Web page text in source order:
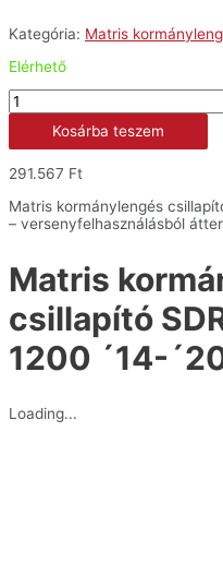
Kategória: Matris
Elérhető
Matris
kormánylengés
csillapító
SDR
-
Monster
1200
´14-
Kosárba teszem
291.567 Ft
Matris kormánylengés
– versenyfelhasználásból
Matris
csillapító
1200 ´14-
Loading...